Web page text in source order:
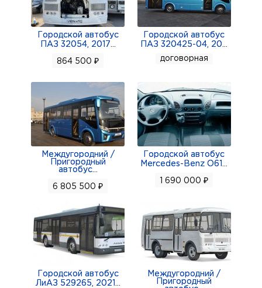
Городской автобус
ПАЗ 32054, 2017
864 500 ₽
Городской автобус
ПАЗ 320425-04, 20
договорная
Междугородний /
Пригородный
автобус...
6 805 500 ₽
Городской автобус
Mercedes-Benz O61
1 690 000 ₽
Городской автобус
ЛиАЗ 529265, 2021
Междугородний /
Пригородный